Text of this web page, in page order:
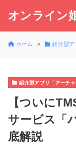
オンライン
ホーム 紹介型ア
紹介型アプリ「アーチャ
【ついに
サービス「
底解説